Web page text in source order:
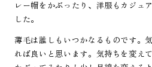
レー帽をかぶったり、洋服もカジュ
した。
薄毛は誰しもいつかなるものです。
れば良いと思います。気持ちを変え